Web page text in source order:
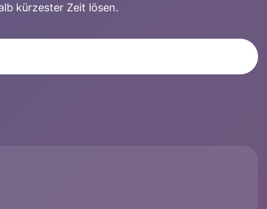
kürzester Zeit lösen.